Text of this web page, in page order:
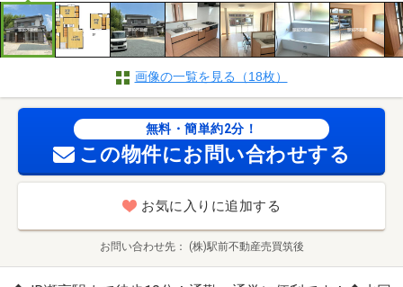
画像の一覧を見る（18枚）
無料・簡単約2分！
この物件にお問い合わせする
お気に入りに追加する
お問い合わせ先 (株)駅前不動産売買筑後